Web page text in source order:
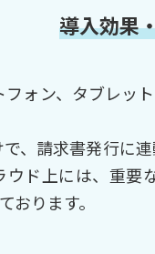
導入効果
ォン、タブレッ
、請求書発行に
ド上には、重
おります。